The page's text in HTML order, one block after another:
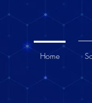
Home